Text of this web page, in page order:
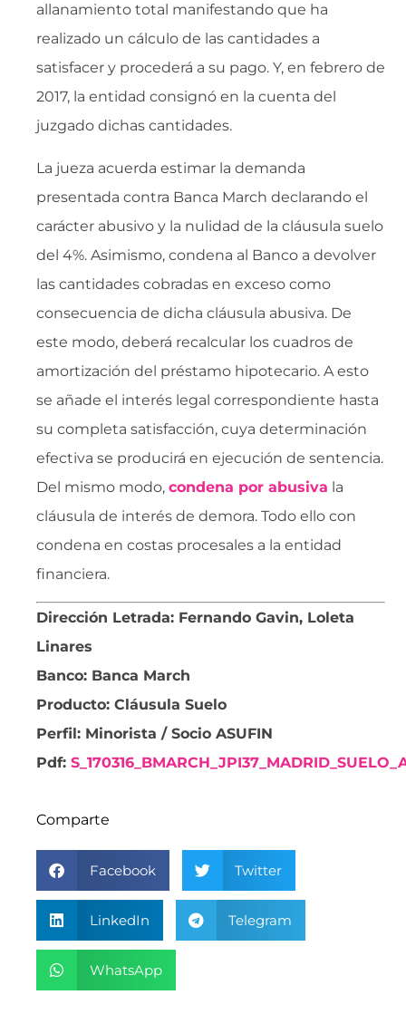
allanamiento total manifestando que ha
realizado un cálculo de las cantidades a
satisfacer y procederá a su pago. Y, en febrero de
2017, la entidad consignó en la cuenta del
juzgado dichas cantidades.
La jueza acuerda estimar la demanda
presentada contra Banca March declarando el
carácter abusivo y la nulidad de la cláusula suelo
del 4%. Asimismo, condena al Banco a devolver
las cantidades cobradas en exceso como
consecuencia de dicha cláusula abusiva. De
este modo, deberá recalcular los cuadros de
amortización del préstamo hipotecario. A esto
se añade el interés legal correspondiente hasta
su completa satisfacción, cuya determinación
efectiva se producirá en ejecución de sentencia.
Del mismo modo, condena por abusiva la
cláusula de interés de demora. Todo ello con
condena en costas procesales a la entidad
financiera.
Dirección Letrada: Fernando Gavin, Loleta
Linares
Banco: Banca March
Producto: Cláusula Suelo
Perfil: Minorista / Socio ASUFIN
Pdf:
Comparte
Facebook Twitter
LinkedIn Telegram
WhatsApp